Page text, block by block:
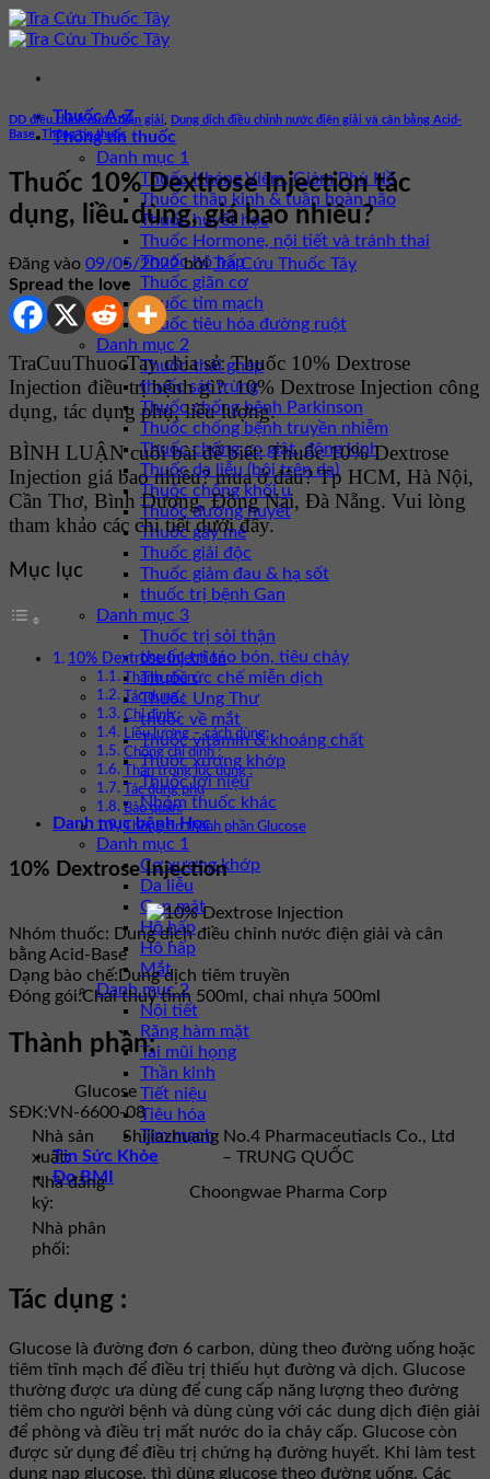
Bỏ
qua
dung
Thuốc A-Z
Thông tin thuốc
Danh mục 1
Thuốc Kháng Viêm, Giảm Phù Nề
Thuốc thần kinh & tuần hoàn não
Thuốc huyết học
Thuốc Hormone, nội tiết và tránh thai
Thuốc hô hấp
Thuốc giãn cơ
Thuốc tim mạch
Thuốc tiêu hóa đường ruột
Danh mục 2
Thuốc thải ghép
thuốc sát trùng
Thuốc chống bệnh Parkinson
Thuốc chống bệnh truyền nhiễm
Thuốc chống co giật, động kinh
Thuốc da liễu (bôi trên da)
Thuốc chống khối u
Thuốc đường huyết
Thuốc gây mê
Thuốc giải độc
Thuốc giảm đau & hạ sốt
thuốc trị bệnh Gan
Danh mục 3
Thuốc trị sỏi thận
thuốc trị táo bón, tiêu chảy
Thuốc ức chế miễn dịch
Thuốc Ung Thư
thuốc về mắt
Thuốc vitamin & khoáng chất
Thuốc xương khớp
Thuốc lợi niệu
Nhóm thuốc khác
Danh mục bệnh Học
Danh mục 1
Cơ xương khớp
Da liễu
Gan mật
Hô hấp
Hô hấp
Mắt
Danh mục 2
Nội tiết
Răng hàm mặt
Tai mũi họng
Thần kinh
Tiết niệu
Tiêu hóa
Tim mạch
Tin Sức Khỏe
Đo BMI
DD điều chỉnh nước điện giải
Dung dịch điều chỉnh nước điện giải và cân bằng Acid-
Base,Thông tin thuốc
Thuốc 10% Dextrose Injection tác
dụng, liều dùng, giá bao nhiêu?
Đăng vào 09/05/2022 bởiTra Cứu Thuốc Tây
Spread the love
TraCuuThuocTay chia sẻ: Thuốc 10% Dextrose
Injection điều trị bệnh gì?. 10% Dextrose Injection công
dụng, tác dụng phụ, liều lượng.
BÌNH LUẬN cuối bài để biết: Thuốc 10% Dextrose
Injection giá bao nhiêu? mua ở đâu? Tp HCM, Hà Nội,
Cần Thơ, Bình Dương, Đồng Nai, Đà Nẵng. Vui lòng
tham khảo các chi tiết dưới đây.
Mục lục
10% Dextrose Injection
Thành phần:
Tác dụng :
Chỉ định :
Liều lượng – cách dùng:
Chống chỉ định :
Thận trọng lúc dùng :
Tác dụng phụ
Bảo quản:
Thông tin thành phần Glucose
10% Dextrose Injection
Nhóm thuốc: Dung dịch điều chỉnh nước điện giải và cân
bằng Acid-Base
Dạng bào chế: Dung dịch tiêm truyền
Đóng gói:Chai thuỷ tinh 500ml, chai nhựa 500ml
Thành phần:
Glucose
SĐK:VN-6600-08
Nhà sản
xuất:
Shijiazhuang No.4 Pharmaceutiacls Co., Ltd
– TRUNG QUỐC
Nhà đăng
ký:
Choongwae Pharma Corp
Nhà phân
phối:
Tác dụng :
Glucose là đường đơn 6 carbon, dùng theo đường uống hoặc
tiêm tĩnh mạch để điều trị thiếu hụt đường và dịch. Glucose
thường được ưa dùng để cung cấp năng lượng theo đường
tiêm cho người bệnh và dùng cùng với các dung dịch điện giải
để phòng và điều trị mất nước do ỉa chảy cấp. Glucose còn
được sử dụng để điều trị chứng hạ đường huyết. Khi làm test
dung nạp glucose, thì dùng glucose theo đường uống. Các